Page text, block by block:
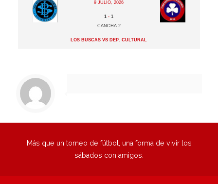
9 julio, 2026
1 -1
Cancha 2
Los Buscas vs Dep. Cultural
Más que un torneo de fútbol, una forma de vivir los
sábados con amigos.